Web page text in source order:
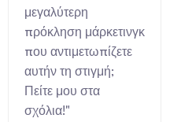
μεγαλύτερη
πρόκληση μάρκετινγκ
που αντιμετωπίζετε
αυτήν τη στιγμή;
Πείτε μου στα
σχόλια!"